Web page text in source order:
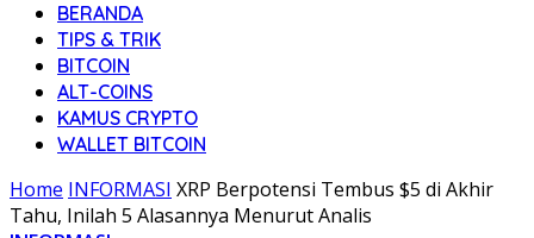
BERANDA
TIPS & TRIK
BITCOIN
ALT-COINS
KAMUS CRYPTO
WALLET BITCOIN
Home INFORMASI XRP Berpotensi Tembus $5 di Akhir
Tahu, Inilah 5 Alasannya Menurut Analis